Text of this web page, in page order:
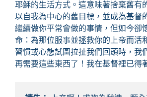
耶穌的生活方式。這意味著捨棄舊有
以自我為中心的舊目標，並成為基督
繼續做你平常會做的事情，但如今卻
命：為那位服事並拯救你的上帝而活
習慣或心態試圖拉扯我們回頭時，我
再需要這些東西了！我在基督裡已得